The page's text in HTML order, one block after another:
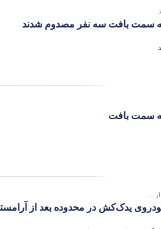
سمت بافت سه نفر مصدوم شدند
سمت بافت
...
یدک‌کش در محدوده بعد از